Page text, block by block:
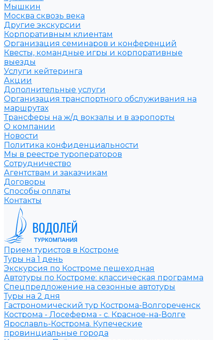
Мышкин
Москва сквозь века
Другие экскурсии
Корпоративным клиентам
Организация семинаров и конференций
Квесты, командные игры и корпоративные
выезды
Услуги кейтеринга
Акции
Дополнительные услуги
Организация транспортного обслуживания на
маршрутах
Трансферы на ж/д вокзалы и в аэропорты
О компании
Новости
Политика конфиденциальности
Мы в реестре туроператоров
Сотрудничество
Агентствам и заказчикам
Договоры
Способы оплаты
Контакты
Прием туристов в Костроме
Туры на 1 день
Экскурсия по Костроме пешеходная
Автотуры по Костроме: классическая программа
Спецпредложение на сезонные автотуры
Туры на 2 дня
Гастрономический тур Кострома-Волгореченск
Кострома - Лосеферма - с. Красное-на-Волге
Ярославль-Кострома. Купеческие
провинциальные города